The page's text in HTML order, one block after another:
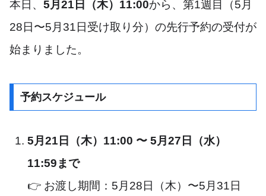
本日、 5月21日（木）11:00から、第1週目（5月
28日〜5月31日受け取り分）の先行予約の受付が
始まりました。
予約スケジュール
5月21日（木）11:00 〜 5月27日（水）
11:59まで
👉 お渡し期間：5月28日（木）〜5月31日